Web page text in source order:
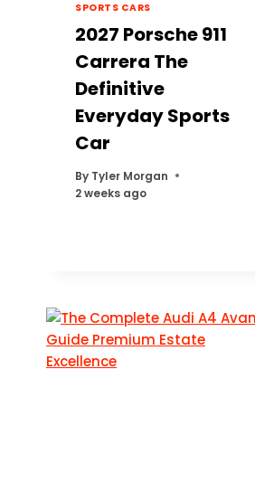
SPORTS CARS
2027 Porsche 911
Carrera The
Definitive
Everyday Sports
Car
By Tyler Morgan
2 weeks ago